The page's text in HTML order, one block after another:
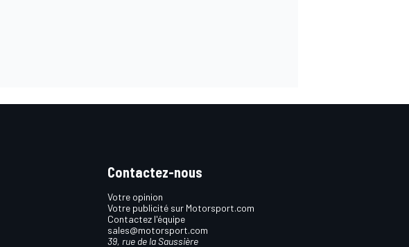
Contactez-nous
Votre opinion
Votre publicité sur Motorsport.com
Contactez l'équipe
sales@motorsport.com
39, rue de la Saussière